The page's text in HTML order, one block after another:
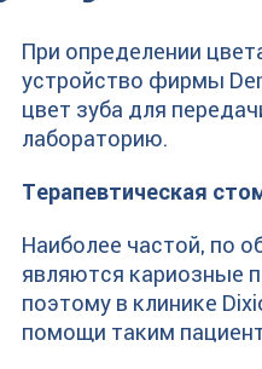
При определении
устройство фирмы
цвет зуба для
лабораторию.
Терапевтическая
Наиболее частой, по
являются кариозные
поэтому в клинике
помощи таким